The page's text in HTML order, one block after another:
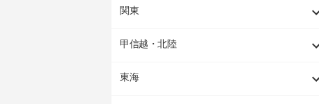
関東
甲信越・北陸
東海